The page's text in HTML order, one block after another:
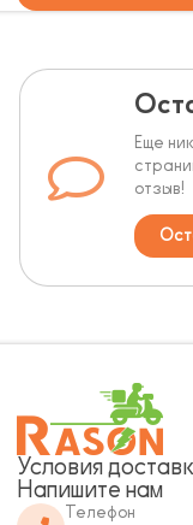
Еще
отзыв!
Условия
Напишите нам
Телефон